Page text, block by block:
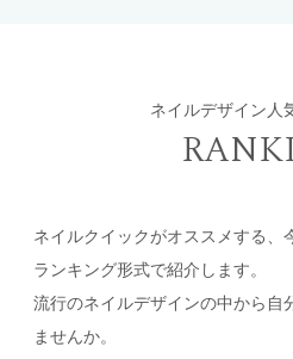
ネイルデザイン人
ネイルクイックがオススメする、
ランキング形式で紹介します。
流行のネイルデザインの中から自
ませんか。